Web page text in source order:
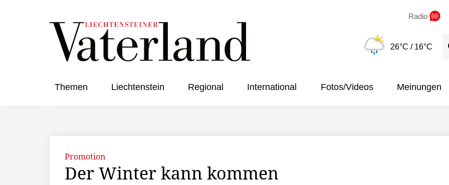
Radio
26°C / 16°C
Themen Liechtenstein Regional International Fotos/Videos Meinungen
Promotion
Der Winter kann kommen